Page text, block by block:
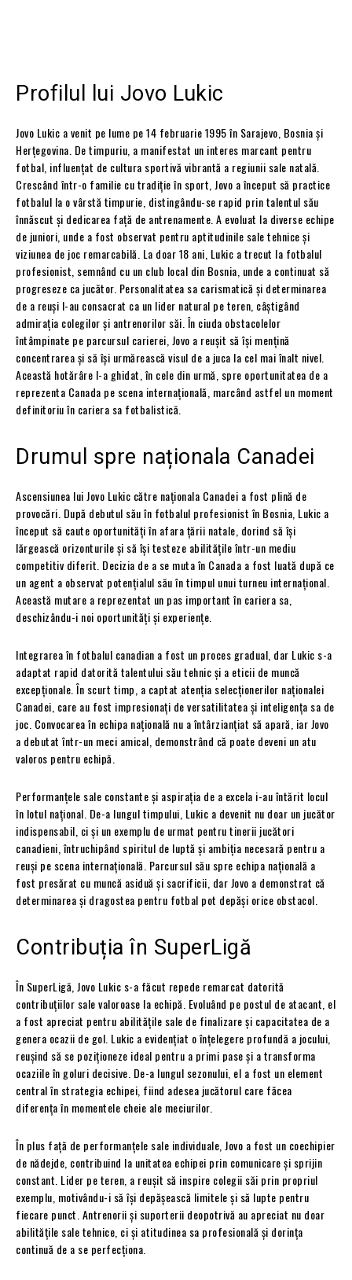
Profilul lui Jovo Lukic
Jovo Lukic a venit pe lume pe 14 februarie 1995 în Sarajevo, Bosnia și
Herțegovina. De timpuriu, a manifestat un interes marcant pentru
fotbal, influențat de cultura sportivă vibrantă a regiunii sale natală.
Crescând într-o familie cu tradiție în sport, Jovo a început să practice
fotbalul la o vârstă timpurie, distingându-se rapid prin talentul său
înnăscut și dedicarea față de antrenamente. A evoluat la diverse echipe
de juniori, unde a fost observat pentru aptitudinile sale tehnice și
viziunea de joc remarcabilă. La doar 18 ani, Lukic a trecut la fotbalul
profesionist, semnând cu un club local din Bosnia, unde a continuat să
progreseze ca jucător. Personalitatea sa carismatică și determinarea
de a reuși l-au consacrat ca un lider natural pe teren, câștigând
admirația colegilor și antrenorilor săi. În ciuda obstacolelor
întâmpinate pe parcursul carierei, Jovo a reușit să își mențină
concentrarea și să își urmărească visul de a juca la cel mai înalt nivel.
Această hotărâre l-a ghidat, în cele din urmă, spre oportunitatea de a
reprezenta Canada pe scena internațională, marcând astfel un moment
definitoriu în cariera sa fotbalistică.
Drumul spre naționala Canadei
Ascensiunea lui Jovo Lukic către naționala Canadei a fost plină de
provocări. După debutul său în fotbalul profesionist în Bosnia, Lukic a
început să caute oportunități în afara țării natale, dorind să își
lărgească orizonturile și să își testeze abilitățile într-un mediu
competitiv diferit. Decizia de a se muta în Canada a fost luată după ce
un agent a observat potențialul său în timpul unui turneu internațional.
Această mutare a reprezentat un pas important în cariera sa,
deschizându-i noi oportunități și experiențe.
Integrarea în fotbalul canadian a fost un proces gradual, dar Lukic s-a
adaptat rapid datorită talentului său tehnic și a eticii de muncă
excepționale. În scurt timp, a captat atenția selecționerilor naționalei
Canadei, care au fost impresionați de versatilitatea și inteligența sa de
joc. Convocarea în echipa națională nu a întârzianțiat să apară, iar Jovo
a debutat într-un meci amical, demonstrând că poate deveni un atu
valoros pentru echipă.
Performanțele sale constante și aspirația de a excela i-au întărit locul
în lotul național. De-a lungul timpului, Lukic a devenit nu doar un jucător
indispensabil, ci și un exemplu de urmat pentru tinerii jucători
canadieni, întruchipând spiritul de luptă și ambiția necesară pentru a
reuși pe scena internațională. Parcursul său spre echipa națională a
fost presărat cu muncă asiduă și sacrificii, dar Jovo a demonstrat că
determinarea și dragostea pentru fotbal pot depăși orice obstacol.
Contribuția în SuperLigă
În SuperLigă, Jovo Lukic s-a făcut repede remarcat datorită
contribuțiilor sale valoroase la echipă. Evoluând pe postul de atacant, el
a fost apreciat pentru abilitățile sale de finalizare și capacitatea de a
genera ocazii de gol. Lukic a evidențiat o înțelegere profundă a jocului,
reușind să se poziționeze ideal pentru a primi pase și a transforma
ocaziile în goluri decisive. De-a lungul sezonului, el a fost un element
central în strategia echipei, fiind adesea jucătorul care făcea
diferența în momentele cheie ale meciurilor.
În plus față de performanțele sale individuale, Jovo a fost un coechipier
de nădejde, contribuind la unitatea echipei prin comunicare și sprijin
constant. Lider pe teren, a reușit să inspire colegii săi prin propriul
exemplu, motivându-i să își depășească limitele și să lupte pentru
fiecare punct. Antrenorii și suporterii deopotrivă au apreciat nu doar
abilitățile sale tehnice, ci și atitudinea sa profesională și dorința
continuă de a se perfecționa.